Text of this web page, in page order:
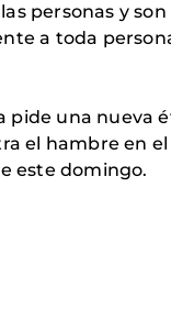
personas y
a toda
pide una nueva
el hambre en
este domingo.